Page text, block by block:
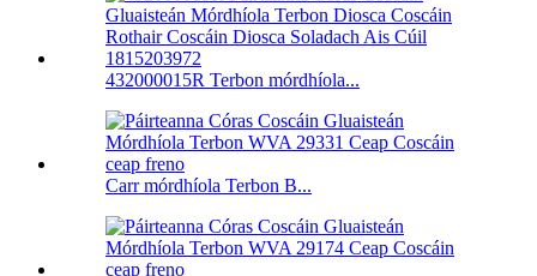
432000015R Terbon mórdhíola...
Carr mórdhíola Terbon B...